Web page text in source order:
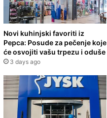
Novi kuhinjski favoriti iz
Pepca: Posude za pečenje koje
će osvojiti vašu trpezu i oduše
3 days ago